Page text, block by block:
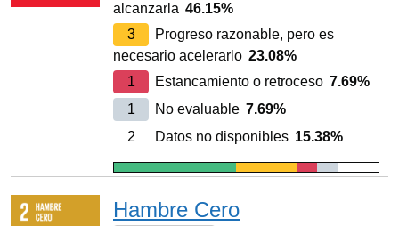
alcanzarla 46.15%
3
Progreso razonable, pero es
necesario acelerarlo 23.08%
1
Estancamiento o retroceso 7.69%
1
No evaluable 7.69%
2
Datos no disponibles 15.38%
Hambre Cero